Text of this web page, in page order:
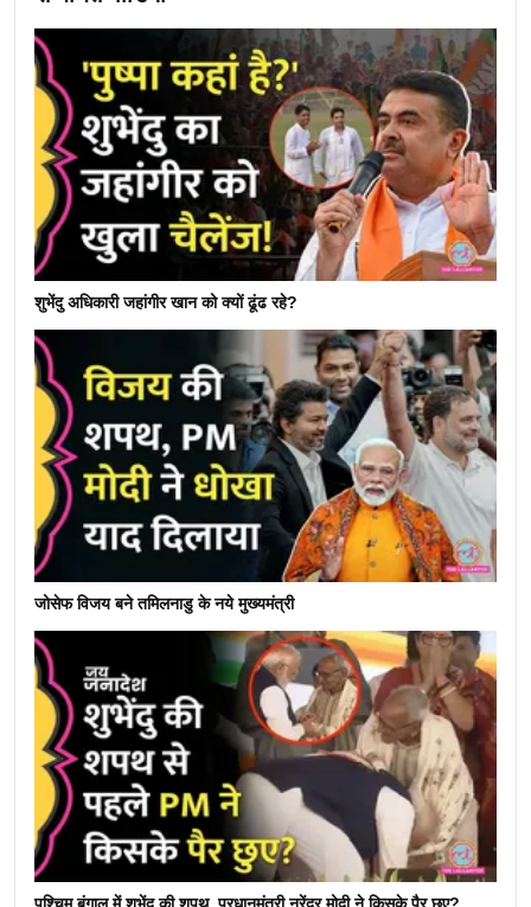
शुभेंदु अधिकारी जहांगीर खान को क्यों ढूंढ रहे?
जोसेफ विजय बने तमिलनाडु के नये मुख्यमंत्री